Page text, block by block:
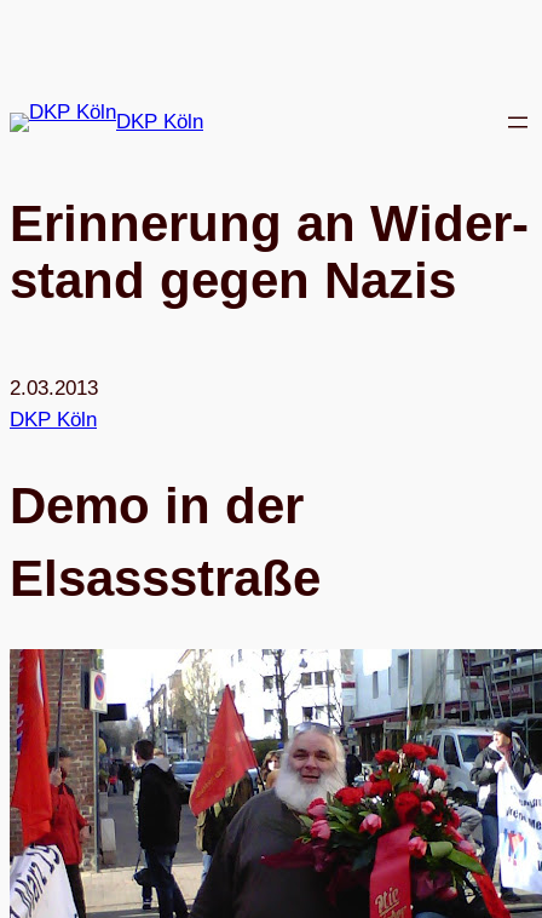
DKP Köln
Erin­ne­rung an Wider­
stand gegen Nazis
2.03.2013
DKP Köln
Demo in der
Elsassstraße